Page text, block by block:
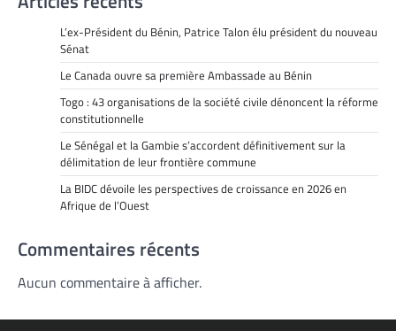
L’ex-Président du Bénin, Patrice Talon élu président du nouveau
Sénat
Le Canada ouvre sa première Ambassade au Bénin
Togo : 43 organisations de la société civile dénoncent la réforme
constitutionnelle
Le Sénégal et la Gambie s’accordent définitivement sur la
délimitation de leur frontière commune
La BIDC dévoile les perspectives de croissance en 2026 en
Afrique de l’Ouest
Commentaires récents
Aucun commentaire à afficher.